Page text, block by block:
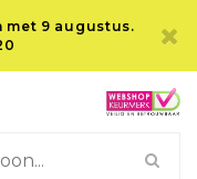
met 9 augustus.